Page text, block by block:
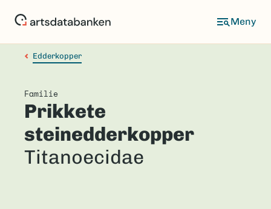
Edderkopper
Familie
Prikkete
steinedderkopper
Titanoecidae